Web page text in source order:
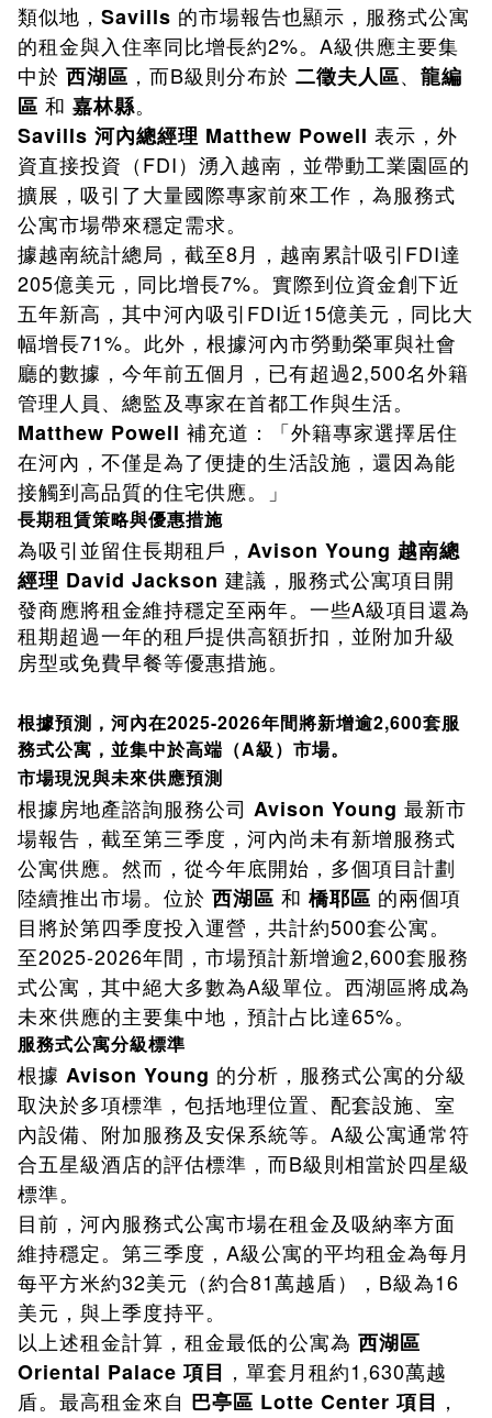
類似地， Savills 的市場報告也顯示，服務式公寓
的租金與入住率同比增長約2%。A級供應主要集
中於 西湖區 ，而B級則分布於 二徵夫人區、 龍編
區 和 嘉林縣。
Savills 河內總經理 Matthew Powell 表示，外
資直接投資（FDI）湧入越南，並帶動工業園區的
擴展，吸引了大量國際專家前來工作，為服務式
公寓市場帶來穩定需求。
據越南統計總局，截至8月，越南累計吸引FDI達
205億美元，同比增長7%。實際到位資金創下近
五年新高，其中河內吸引FDI近15億美元，同比大
幅增長71%。此外，根據河內市勞動榮軍與社會
廳的數據，今年前五個月，已有超過2,500名外籍
管理人員、總監及專家在首都工作與生活。
Matthew Powell 補充道：「外籍專家選擇居住
在河內，不僅是為了便捷的生活設施，還因為能
接觸到高品質的住宅供應。」
長期租賃策略與優惠措施
為吸引並留住長期租戶， Avison Young 越南總
經理 David Jackson 建議，服務式公寓項目開
發商應將租金維持穩定至兩年。一些A級項目還為
租期超過一年的租戶提供高額折扣，並附加升級
房型或免費早餐等優惠措施。
根據預測，河內在2025-2026年間將新增逾2,600套服
務式公寓，並集中於高端（A級）市場。
市場現況與未來供應預測
根據房地產諮詢服務公司 Avison Young 最新市
場報告，截至第三季度，河內尚未有新增服務式
公寓供應。然而，從今年底開始，多個項目計劃
陸續推出市場。位於 西湖區 和 橋耶區 的兩個項
目將於第四季度投入運營，共計約500套公寓。
至2025-2026年間，市場預計新增逾2,600套服務
式公寓，其中絕大多數為A級單位。西湖區將成為
未來供應的主要集中地，預計占比達65%。
服務式公寓分級標準
根據 Avison Young 的分析，服務式公寓的分級
取決於多項標準，包括地理位置、配套設施、室
內設備、附加服務及安保系統等。A級公寓通常符
合五星級酒店的評估標準，而B級則相當於四星級
標準。
目前，河內服務式公寓市場在租金及吸納率方面
維持穩定。第三季度，A級公寓的平均租金為每月
每平方米約32美元（約合81萬越盾），B級為16
美元，與上季度持平。
以上述租金計算，租金最低的公寓為 西湖區
Oriental Palace 項目 ，單套月租約1,630萬越
盾。最高租金來自 巴亭區 Lotte Center 項目 ，